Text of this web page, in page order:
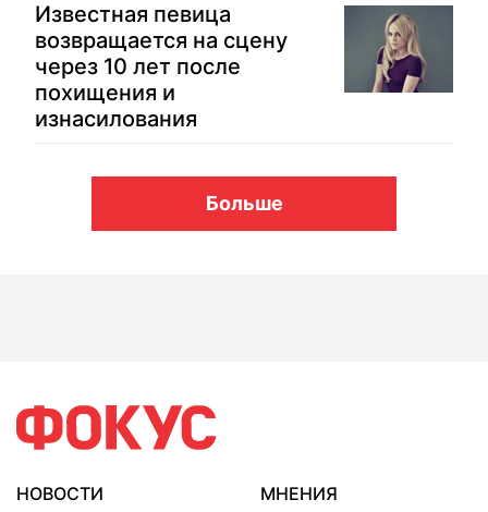
Известная певица
возвращается на сцену
через 10 лет после
похищения и
изнасилования
Больше
НОВОСТИ
МНЕНИЯ